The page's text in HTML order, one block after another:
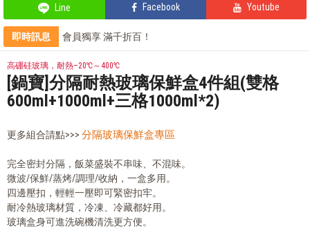
Line Facebook Youtube
即時訊息
會員獨享 滿千折百！
部落客的電鍋料理，蒸的很簡單
部落客的星級料理，就靠這台IH電子鍋
高硼硅玻璃，耐熱–20℃～400℃
[鍋寶]分隔耐熱玻璃保鮮盒4件組(雙格
600ml+1000ml+三格1000ml*2)
更多組合請點>>> 分隔玻璃保鮮盒專區
完全密封分隔，飯菜盛裝不串味、不混味。
微波/保鮮/蒸烤/調理/收納，一盒多用。
四邊壓扣，輕輕一壓即可緊密扣牢。
耐冷熱玻璃材質，冷凍、冷藏都好用。
玻璃盒身可進洗碗機清洗更方便。